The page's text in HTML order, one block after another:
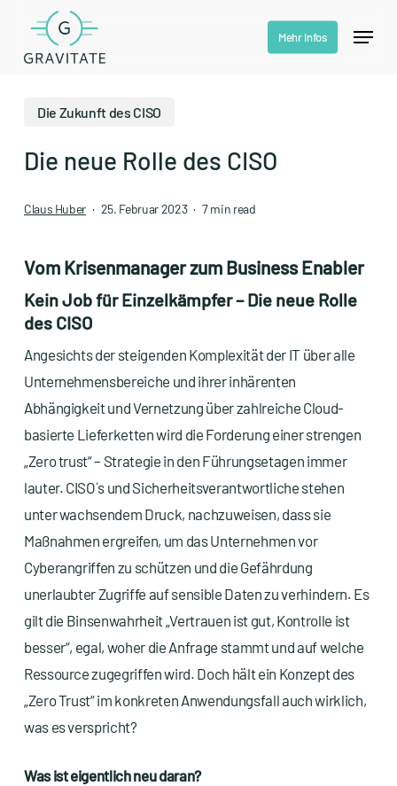
main
Mehr Infos Menu
Die Zukunft des CISO
Die neue Rolle des CISO
Claus Huber 25. Februar 2023 7 min read
Vom Krisenmanager zum Business Enabler
Kein Job für Einzelkämpfer – Die neue Rolle
des CISO
Angesichts der steigenden Komplexität der IT über alle
Unternehmensbereiche und ihrer inhärenten
Abhängigkeit und Vernetzung über zahlreiche Cloud-
basierte Lieferketten wird die Forderung einer strengen
„Zero trust“ – Strategie in den Führungsetagen immer
lauter. CISO´s und Sicherheitsverantwortliche stehen
unter wachsendem Druck, nachzuweisen, dass sie
Maßnahmen ergreifen, um das Unternehmen vor
Cyberangriffen zu schützen und die Gefährdung
unerlaubter Zugriffe auf sensible Daten zu verhindern. Es
gilt die Binsenwahrheit „Vertrauen ist gut, Kontrolle ist
besser“, egal, woher die Anfrage stammt und auf welche
Ressource zugegriffen wird. Doch hält ein Konzept des
„Zero Trust“ im konkreten Anwendungsfall auch wirklich,
was es verspricht?
Was ist eigentlich neu daran?